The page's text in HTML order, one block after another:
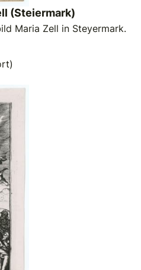
(Steiermark)
Maria Zell in Steyermark.